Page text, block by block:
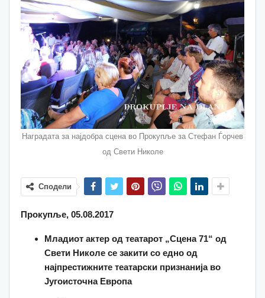
Наградата за најдобра сцена во Прокупље за Стефан Ѓорчев
од Свети Николе
Сподели
Прокупље, 05.08.2017
Младиот актер од театарот „Сцена 71“ од
Свети Николе се закити со едно од
најпрестижните театарски признанија во
Југоисточна Европа